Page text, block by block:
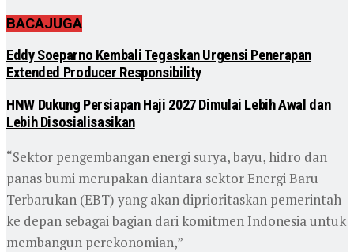
BACAJUGA
Eddy Soeparno Kembali Tegaskan Urgensi Penerapan
Extended Producer Responsibility
HNW Dukung Persiapan Haji 2027 Dimulai Lebih Awal dan
Lebih Disosialisasikan
“Sektor pengembangan energi surya, bayu, hidro dan
panas bumi merupakan diantara sektor Energi Baru
Terbarukan (EBT) yang akan diprioritaskan pemerintah
ke depan sebagai bagian dari komitmen Indonesia untuk
membangun perekonomian,”